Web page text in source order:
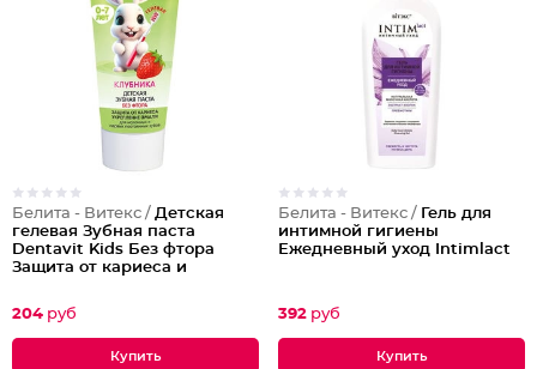
Белита - Витекс / Детская
гелевая Зубная паста
Dentavit Kids Без фтора
Защита от кариеса и
204 руб
Белита - Витекс / Гель для
интимной гигиены
Ежедневный уход Intimlact
392 руб